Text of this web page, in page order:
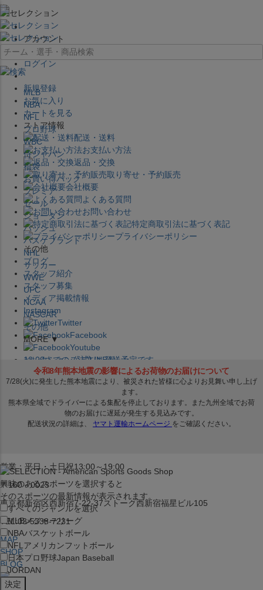
×
アカウント
ログイン
新規登録
お気に入り
カートを見る
ストア情報
配送・送料
お支払い方法
返品・交換
取り寄せ・予約販売
会社概要
よくある質問
お問い合わせ
特定商取引法に基づく表記
プライバシーポリシー
その他
ブログ
スタッフ紹介
スタッフ募集
メディア掲載情報
Instagram
Twitter
Facebook
Youtube
セレクション公式LINE@
営業：平日・土日祝13:00～19:00
〒160－0023
東京都新宿区西新宿7-22-37ストーク西新宿福星ビル105
TEL:03-5338-7231
MAP
SHOP
BLOG
MLB
NBA
NFL
プロ野球
WBC
侍ジャパン
福袋
お買い得パック
プレミア
セール
ジョーダン
バッシュ
バスケブランド
NHL
サッカー
WWE
UFC
NCAA
NASCAR
その他
MORE ▼
12:00までのご注文は発送予定です。
在庫品は 1-3営業日内で発送!! ※お取寄せ商品は対象外
興味のあるスポーツを選択すると
そのスポーツの最新情報が表示されます。
すべてのジャンルを選択
MLBメジャーリーグ
NBAバスケットボール
NFL アメリカンフットボール
日本プロ野球Japan Baseball
JORDAN